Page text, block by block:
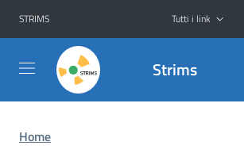
STRIMS Tutti i link
Strims
Home